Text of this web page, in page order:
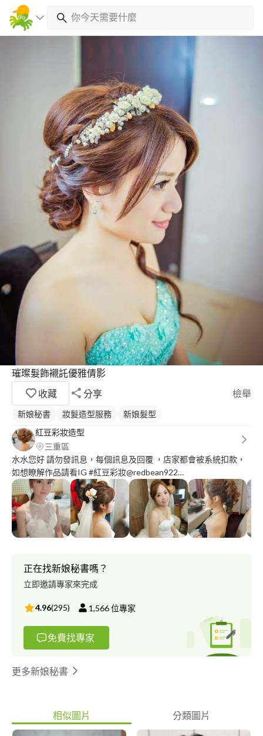
璀璨髮飾襯託優雅倩影
收藏
分享 檢舉
新娘秘書 妝髮造型服務
新娘髮型
紅豆彩妝造型
三重區
水水您好 請勿發訊息，每個訊息及回覆 ，店家都會被系統扣款，
如想瞭解作品請看IG #紅豆彩妝@redbean922
http://instagram.com/redbean922 從谷歌或FB：紅豆彩妝 回覆會
比較快哦 從事妝髮造型將近15年 在許多新秘美肌開到最大的時
代，我們用軟實力讓女孩們在HD下綻放光芒。 從保養品專櫃起家
轉進電視幕後，再接觸新娘秘書10年與紋繡美學。 喜歡各種不同
彩妝領域卻也離不開這美麗的彩妝行業，彩妝需要細膩、美感、堅
師、新娘秘書、紋繡師，希望提供給每位顧客最適合的美麗與自
信。 國家乙級美容職照 2003 涵沛化妝品-專櫃美容師 2008~2009
東森購物台-約聘化妝師 2010 富邦購物台-配合梳妝師 金安德森.家
樂福.....等 大小各品牌記者會-活動造型師 2011 小資女孩向前衝-梳
妝師 華視新聞-兼任化妝師 東森型錄-配合造型師 2012 風水世家 大
愛劇場-路長情更長-梳妝師 民視-廉政英雄-PT梳妝師 好消息電視
台-真情部落格 2013~2015 年代新聞台-專任化妝師 壹電視-專任化
妝師 逆時美人（林葉亭的40/30/20 美魔女養成書）-髮型師 安麗盃
女撞-配合髮型師 VIVI SPA-手護媽媽微電影 合作金庫-留愛不留債
微電影 2016~2017 自由接案造型師 年代-新聞面對面、健康好生
天光 人文記實報導 非凡財經台 配合妝髮造型師 -以上族繁不及備
載- 新娘秘書/紋繡美學/彩妝髮型/平面活動造型/彩妝髮型教學 均
正在找新娘秘書嗎？
立即邀請專家來完成
4.96(295) 1,566位專家
免費找專家
更多新娘秘書
相似圖片 分類圖片